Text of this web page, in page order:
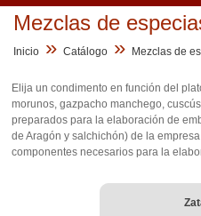
Mezclas de
Inicio » Catálogo » Mezclas de
Elija un condimento en función del
morunos, gazpacho manchego,
preparados para la elaboración de
de Aragón y salchichón) de la
componentes necesarios para la